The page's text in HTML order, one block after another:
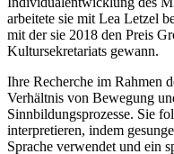
arbeitete sie mit Lea Letzel
mit der sie 2018 den Preis
Kultursekretariats gewann.
Ihre Recherche im Rahmen
Verhältnis von Bewegung
Sinnbildungsprozesse. Sie
interpretieren, indem
Sprache verwendet und ein